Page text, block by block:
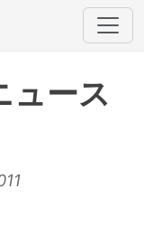
ュース